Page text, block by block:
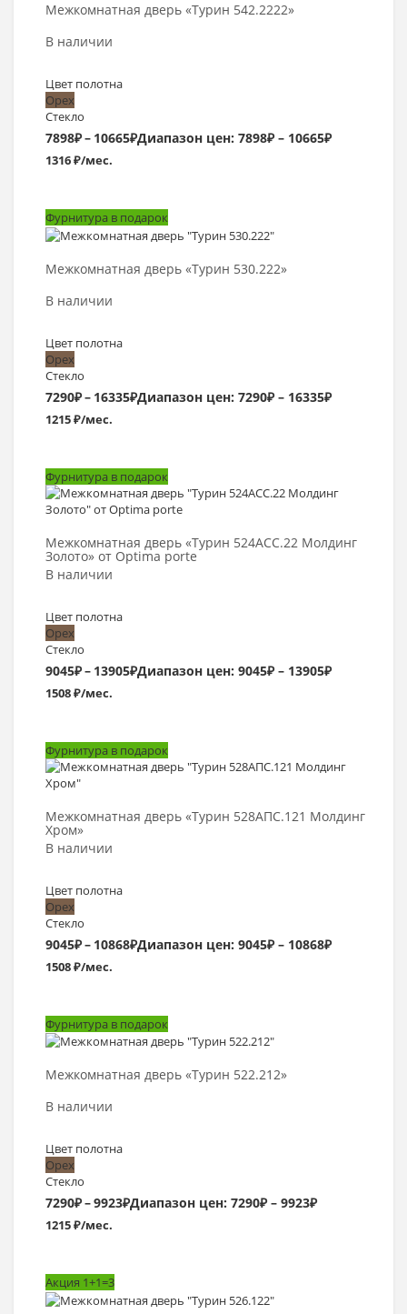
Межкомнатная дверь «Турин 542.2222»
В наличии
Цвет полотна
Орех
Стекло
7898₽– 10665₽Диапазон цен: 7898₽ – 10665₽
1316 ₽/мес.
Фурнитура в подарок
Межкомнатная дверь «Турин 530.222»
В наличии
Цвет полотна
Орех
Стекло
7290₽– 16335₽Диапазон цен: 7290₽ – 16335₽
1215 ₽/мес.
Выбрать >
Фурнитура в подарок
Межкомнатная дверь «Турин 524АСС.22 Молдинг
Золото» от Optima porte
В наличии
Цвет полотна
Орех
Стекло
9045₽– 13905₽Диапазон цен: 9045₽ – 13905₽
1508 ₽/мес.
Выбрать >
Фурнитура в подарок
Межкомнатная дверь «Турин 528AПС.121 Молдинг
Хром»
В наличии
Цвет полотна
Орех
Стекло
9045₽– 10868₽Диапазон цен: 9045₽ – 10868₽
1508 ₽/мес.
Выбрать >
Фурнитура в подарок
Межкомнатная дверь «Турин 522.212»
В наличии
Цвет полотна
Орех
Стекло
7290₽–9923₽Диапазон цен: 7290₽ – 9923₽
1215 ₽/мес.
Выбрать >
Акция 1+1=3
Выбрать >